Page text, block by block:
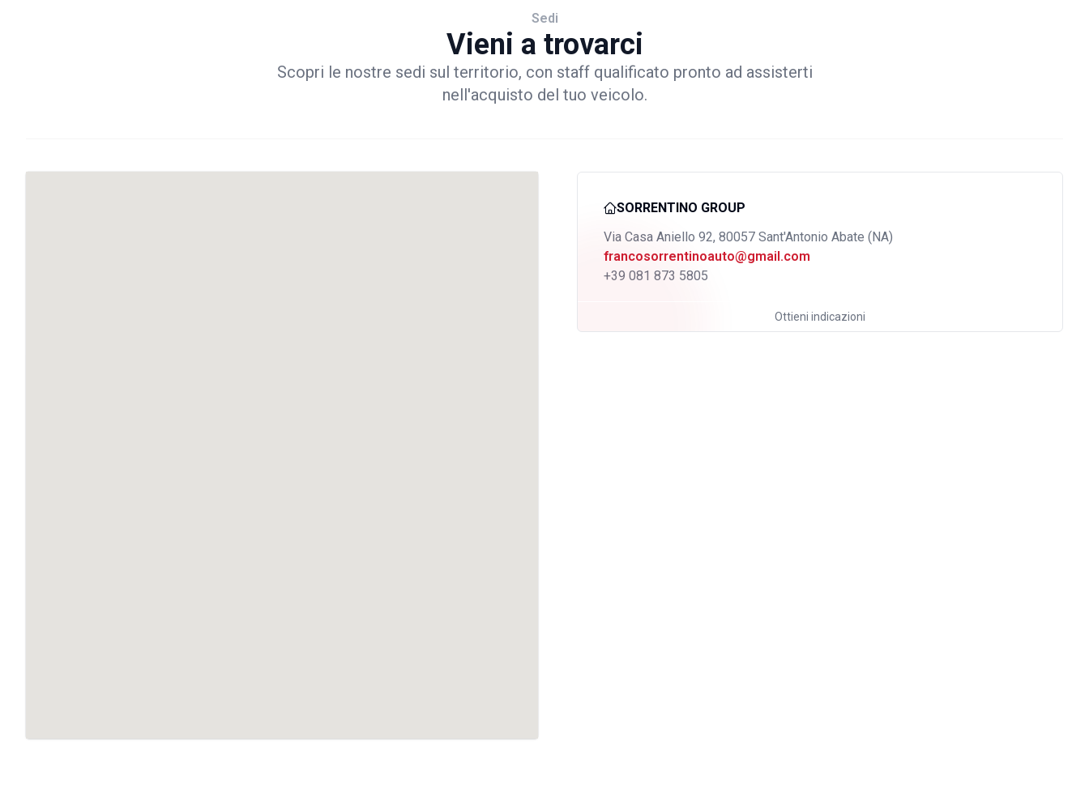
Sedi
Vieni a trovarci
Scopri le nostre sedi sul territorio, con staff qualificato pronto ad assisterti
nell'acquisto del tuo veicolo.
SORRENTINO GROUP
Via Casa Aniello 92, 80057 Sant'Antonio Abate (NA)
francosorrentinoauto@gmail.com
+39 081 873 5805
Ottieni indicazioni